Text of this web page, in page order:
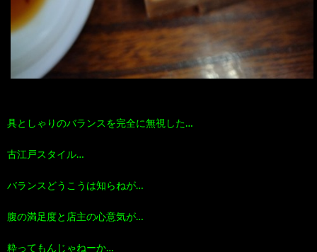
具としゃりのバランスを完全に無視した…
古江戸スタイル…
バランスどうこうは知らねが…
腹の満足度と店主の心意気が…
粋ってもんじゃねーか…